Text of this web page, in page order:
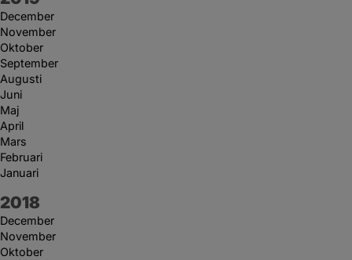
December
November
Oktober
September
Augusti
Juni
Maj
April
Mars
Februari
Januari
År:
2018
December
November
Oktober